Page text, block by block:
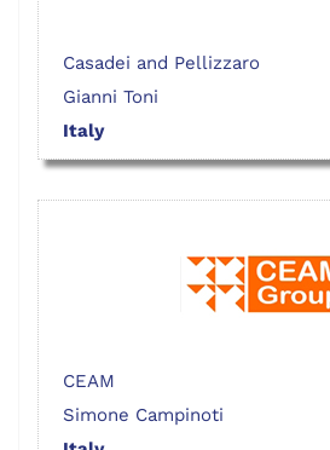
Casadei and Pellizzaro
Gianni Toni
Italy
CEAM
Simone Campinoti